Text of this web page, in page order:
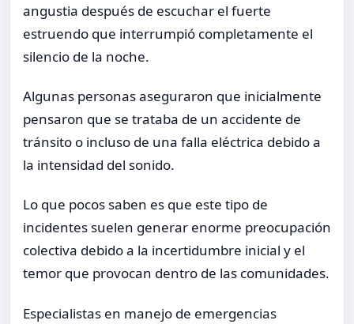
angustia después de escuchar el fuerte
estruendo que interrumpió completamente el
silencio de la noche.
Algunas personas aseguraron que inicialmente
pensaron que se trataba de un accidente de
tránsito o incluso de una falla eléctrica debido a
la intensidad del sonido.
Lo que pocos saben es que este tipo de
incidentes suelen generar enorme preocupación
colectiva debido a la incertidumbre inicial y el
temor que provocan dentro de las comunidades.
Especialistas en manejo de emergencias